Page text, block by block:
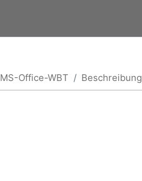
MS-Office-WBT Beschreibung